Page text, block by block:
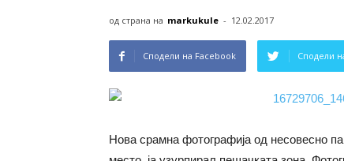
од страна на markukule - 12.02.2017
Сподели на Facebook Сподели
Нова срамна фотографија од несовесно